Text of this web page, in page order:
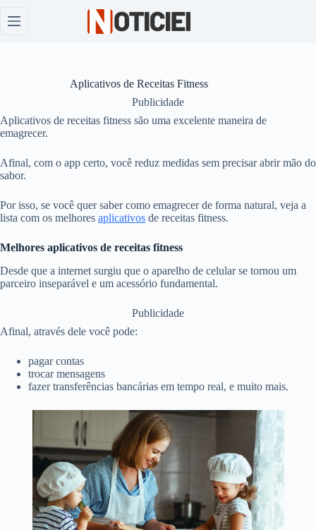
para
Aplicativos de Receitas Fitness
Publicidade
Aplicativos de receitas fitness são uma excelente maneira de
emagrecer.
Afinal, com o app certo, você reduz medidas sem precisar abrir mão do
sabor.
Por isso, se você quer saber como emagrecer de forma natural, veja a
lista com os melhores aplicativos de receitas fitness.
Melhores aplicativos de receitas fitness
Desde que a internet surgiu que o aparelho de celular se tornou um
parceiro inseparável e um acessório fundamental.
Publicidade
Afinal, através dele você pode:
pagar contas
trocar mensagens
fazer transferências bancárias em tempo real, e muito mais.